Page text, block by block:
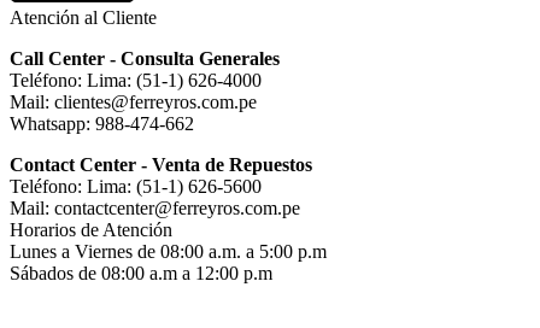
Atención al Cliente
Call Center - Consulta Generales
Teléfono: Lima: (51-1) 626-4000
Mail: clientes@ferreyros.com.pe
Whatsapp: 988-474-662
Contact Center - Venta de Repuestos
Teléfono: Lima: (51-1) 626-5600
Mail: contactcenter@ferreyros.com.pe
Horarios de Atención
Lunes a Viernes de 08:00 a.m. a 5:00 p.m
Sábados de 08:00 a.m a 12:00 p.m